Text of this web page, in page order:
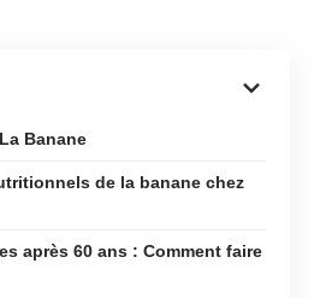
Banane
de la banane chez
après 60 ans : Comment faire